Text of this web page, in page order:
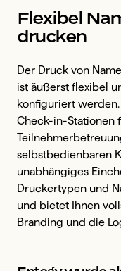
Flexibel
drucken
Der Druck von
ist äußerst flexibel
konfiguriert
Check-in-Stationen
selbstbedienbaren
unabhängiges
Druckertypen und
und bietet Ihnen
Branding und die